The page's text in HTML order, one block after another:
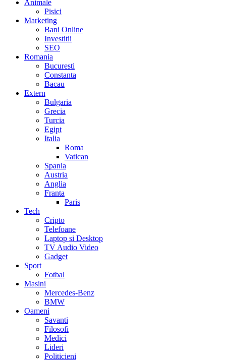
Animale
Pisici
Marketing
Bani Online
Investitii
SEO
Romania
Bucuresti
Constanta
Bacau
Extern
Bulgaria
Grecia
Turcia
Egipt
Italia
Roma
Vatican
Spania
Austria
Anglia
Franta
Paris
Tech
Cripto
Telefoane
Laptop si Desktop
TV Audio Video
Gadget
Sport
Fotbal
Masini
Mercedes-Benz
BMW
Oameni
Savanti
Filosofi
Medici
Lideri
Politicieni